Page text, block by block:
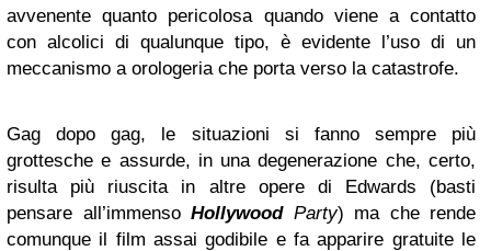
avvenente quanto pericolosa quando viene a contatto
con alcolici di qualunque tipo, è evidente l’uso di un
meccanismo a orologeria che porta verso la catastrofe.
Gag dopo gag, le situazioni si fanno sempre più
grottesche e assurde, in una degenerazione che, certo,
risulta più riuscita in altre opere di Edwards (basti
pensare all’immenso HollywoodParty) ma che rende
comunque il film assai godibile e fa apparire gratuite le